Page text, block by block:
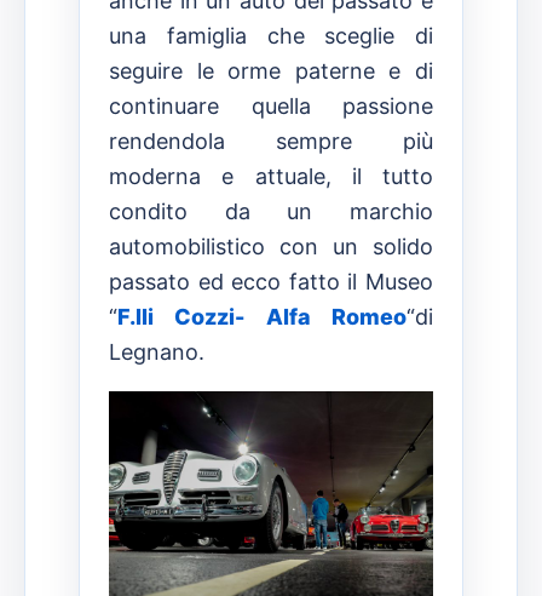
una famiglia che sceglie di
seguire le orme paterne e di
continuare quella passione
rendendola sempre più
moderna e attuale, il tutto
condito da un marchio
automobilistico con un solido
passato ed ecco fatto il Museo
“F.lli Cozzi- Alfa Romeo“di
Legnano.